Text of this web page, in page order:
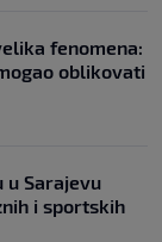
fenomena:
oblikovati
u Sarajevu
i sportskih